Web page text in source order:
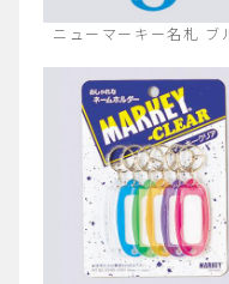
ニューマーキー名札 ブ